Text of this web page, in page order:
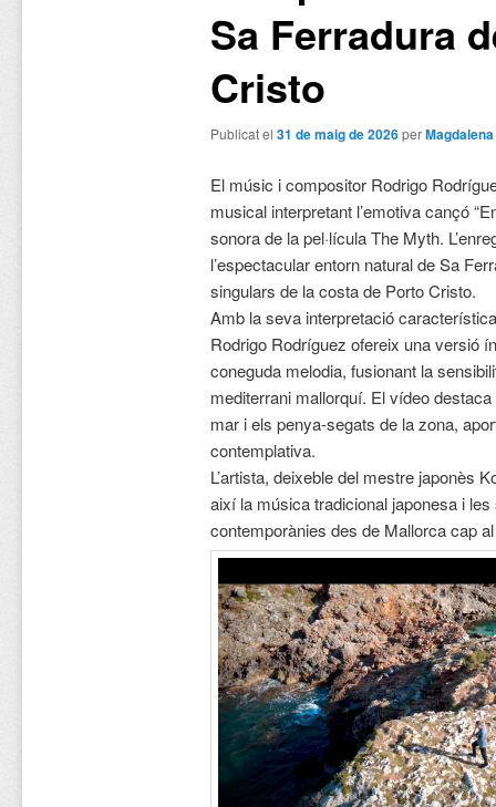
Sa Ferradura
Cristo
Publicat el 31 de maig de 2026per
El músic i compositor Rodrigo
musical interpretant l’emotiva cançó
sonora de la pel·lícula The Myth.
l’espectacular entorn natural de Sa
singulars de la costa de Porto Cristo.
Amb la seva interpretació
Rodrigo Rodríguez ofereix una versió
coneguda melodia, fusionant la
mediterrani mallorquí. El vídeo
mar i els penya-segats de la zona,
contemplativa.
L’artista, deixeble del mestre japonès
així la música tradicional japonesa i
contemporànies des de Mallorca cap